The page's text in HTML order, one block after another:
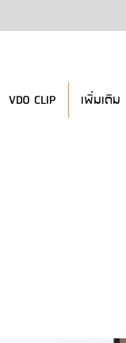
VDO CLIP เพิ่มเติม